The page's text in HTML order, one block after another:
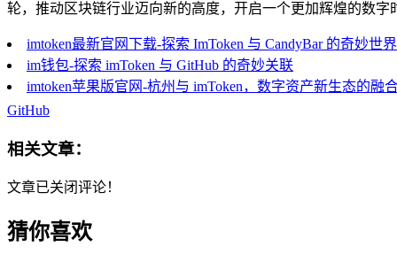
轮，推动区块链行业迈向新的高度，开启一个更加辉煌的数字
imtoken最新官网下载-探索 ImToken 与 CandyBar 的奇妙世界
im钱包-探索 imToken 与 GitHub 的奇妙关联
imtoken苹果版官网-杭州与 imToken，数字资产新生态的融
GitHub
相关文章：
文章已关闭评论！
猜你喜欢